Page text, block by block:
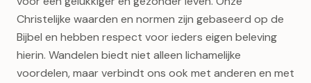
Christelijke waarden en normen zijn gebaseerd op de
Bijbel en hebben respect voor ieders eigen beleving
hierin. Wandelen biedt niet alleen lichamelijke
voordelen, maar verbindt ons ook met anderen en met